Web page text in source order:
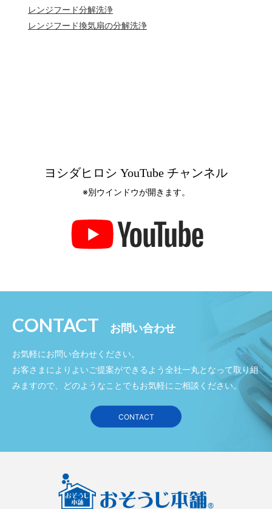
レンジフード分解洗浄
レンジフード換気扇の分解洗浄
ヨシダヒロシ YouTube チャンネル
※別ウインドウが開きます。
CONTACT お問い合わせ
お気軽にお問い合わせください。
お客さまによりよいご提案ができるよう全社一丸となって取り組
みますので、どのようなことでもお気軽にご相談ください。
CONTACT